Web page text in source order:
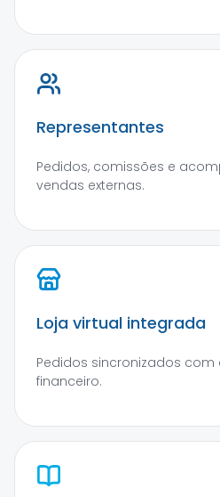
Representantes
Pedidos, comissões e
vendas externas.
Loja virtual integrada
Pedidos sincronizados com
financeiro.